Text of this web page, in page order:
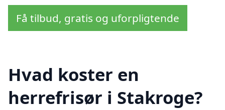
Få tilbud, gratis og uforpligtende
Hvad koster en
herrefrisør i Stakroge?